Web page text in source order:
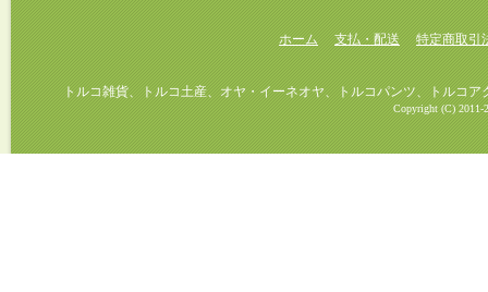
ホーム 支払・配送 特定商取引
トルコ雑貨、トルコ土産、オヤ・イーネオヤ、トルコパンツ、トルコアク
Copyright (C) 2011-